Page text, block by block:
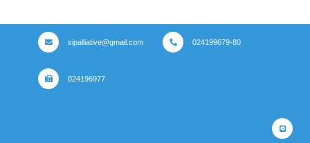
sipalliative@gmail.com 024199679-80
024196977